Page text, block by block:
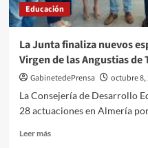
fomentar
el
y
la
inclusión
través
del
Educación
La Junta finaliza nuevos
Virgen de las Angustias de
GabinetedePrensa octubre 8,
La Consejería de Desarrollo
28 actuaciones en Almería
Leer másLeer